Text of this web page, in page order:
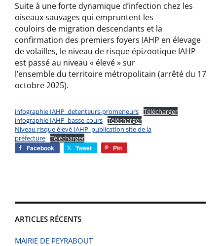
ARTICLES RÉCENTS
MAIRIE DE PEYRABOUT
Suite à une forte dynamique d’infection chez les
oiseaux sauvages qui empruntent les
couloirs de migration descendants et la
confirmation des premiers foyers IAHP en élevage
de volailles, le niveau de risque épizootique IAHP
est passé au niveau « élevé » sur
l’ensemble du territoire métropolitain (arrêté du 17
octobre 2025).
infographie IAHP_detenteurs-promeneurs Télécharger
infographie IAHP_basse-cours Télécharger
Niveau risque élevé IAHP_publication site de la
préfecture Télécharger
Facebook
Tweet Pin